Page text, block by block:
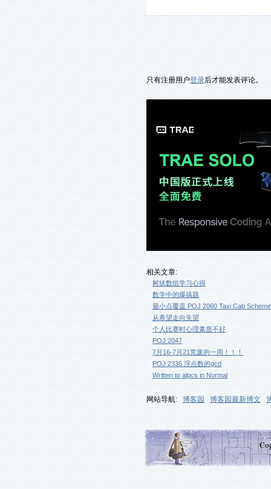
只有注册用户登录后才能发表评论。
相关文章:
树状数组学习心得
数学中的爆搞题
最小点覆盖 POJ 2060 Taxi Cab Scheme
从希望走向失望
个人比赛时心理素质不好
POJ 2047
7月16-7月21荒废的一周！！！
POJ 2335 浮点数的gcd
Written to alpcs in Normal
网站导航: 博客园 博客园最新博文